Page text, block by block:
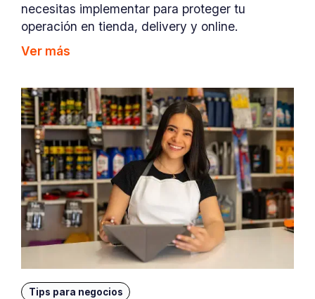
necesitas implementar para proteger tu
operación en tienda, delivery y online.
Ver más
Tips para negocios